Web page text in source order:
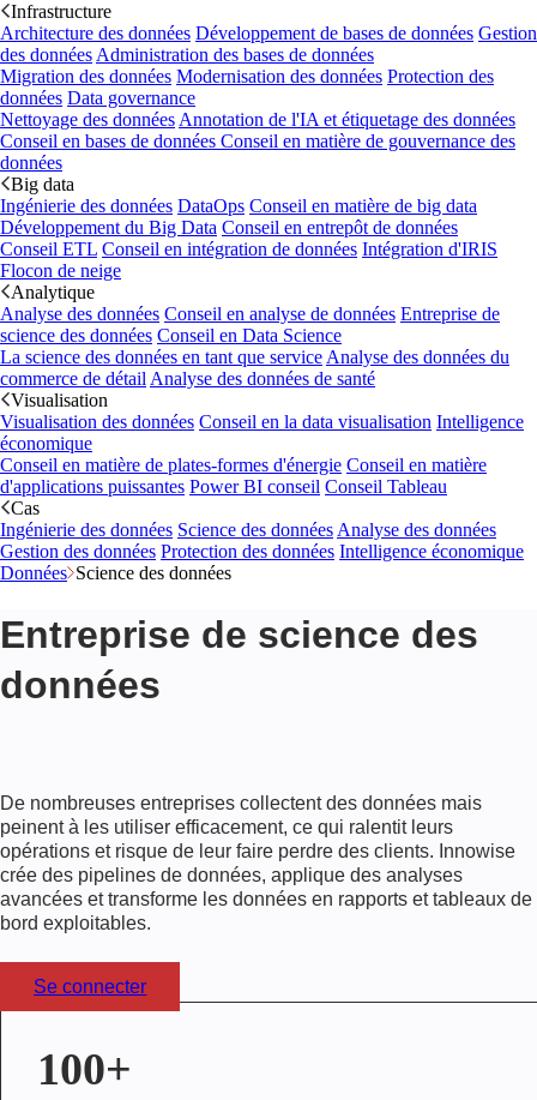
Infrastructure
Architecture des données Développement de bases de données Gestion
des données Administration des bases de données
Migration des données Modernisation des données Protection des
données Data governance
Nettoyage des données Annotation de l'IA et étiquetage des données
Conseil en bases de données Conseil en matière de gouvernance des
données
Big data
Ingénierie des données DataOps Conseil en matière de big data
Développement du Big Data Conseil en entrepôt de données
Conseil ETL Conseil en intégration de données Intégration d'IRIS
Flocon de neige
Analytique
Analyse des données Conseil en analyse de données Entreprise de
science des données Conseil en Data Science
La science des données en tant que service Analyse des données du
commerce de détail Analyse des données de santé
Visualisation
Visualisation des données Conseil en la data visualisation Intelligence
économique
Conseil en matière de plates-formes d'énergie Conseil en matière
d'applications puissantes Power BI conseil Conseil Tableau
Cas
Ingénierie des données Science des données Analyse des données
Gestion des données Protection des données Intelligence économique
Données Science des données
Entreprise de science des
données
De nombreuses entreprises collectent des données mais
peinent à les utiliser efficacement, ce qui ralentit leurs
opérations et risque de leur faire perdre des clients. Innowise
crée des pipelines de données, applique des analyses
avancées et transforme les données en rapports et tableaux de
bord exploitables.
Se connecter
100+